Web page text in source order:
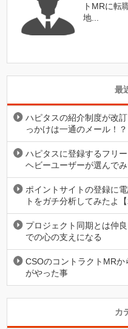
トMRに転
地...
最
ハピタスの紹介制度が改
っかけは一通のメール！？
ハピタスに登録するフリ
ヘビーユーザーが選んで
ポイントサイトの登録に
トをガチ分析してみたよ
プロジェクト同期とは仲
での心の支えになる
CSOのコントラクトMR
がやった事
カ